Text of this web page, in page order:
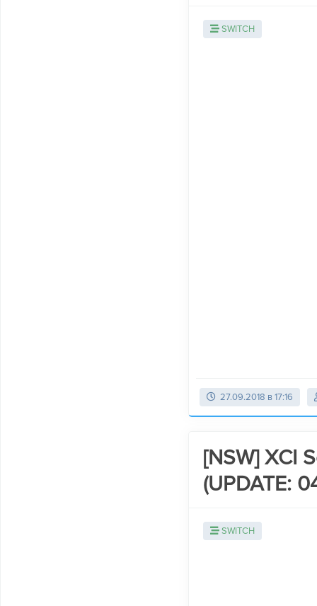
SWITCH
27.09.2018 в 17:16
[NSW] XCI
(UPDATE:
SWITCH